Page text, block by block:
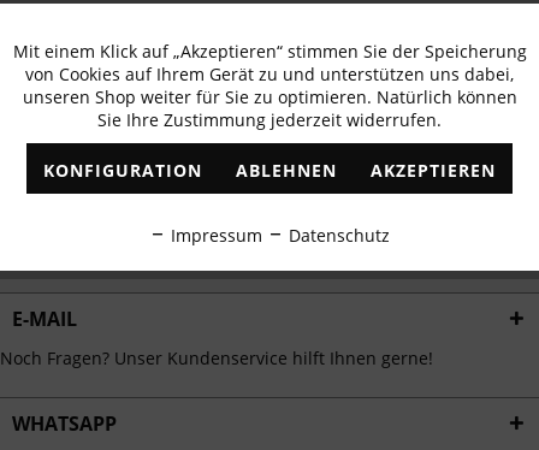
erhalten
✓ Exklusive Angebote ✓ Die aktuellsten Trends
E-MAIL
Noch Fragen? Unser Kundenservice hilft Ihnen gerne!
WHATSAPP
Funktionale Aktiv
Marketing Inaktiv
Tracking Inaktiv
Personalisierung Inaktiv
Service
Mit einem Klick auf „Akzeptieren“ stimmen Sie der Speicherung
von Cookies auf Ihrem Gerät zu und unterstützen uns dabei,
unseren Shop weiter für Sie zu optimieren. Natürlich können
Sie Ihre Zustimmung jederzeit widerrufen.
KONFIGURATION ABLEHNEN AKZEPTIEREN
Impressum Datenschutz